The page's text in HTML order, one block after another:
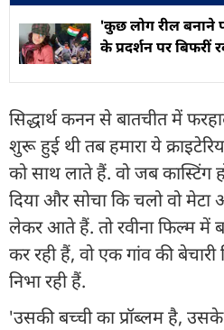
'कुछ लोग रील बनाने
के प्रदर्शन पर बिफरीं
सिद्धार्थ कनन से बातचीत में
शुरू हुई थी तब हमारा ये
को साथ लाते हैं. वो जब कास्टिंग
दिया और सोचा कि चलो वो मेटा
लेकर आते हैं. तो रवीना फिल्म में
कर रही हैं, वो एक गांव की
निभा रही हैं.
'उसकी बच्ची का प्रॉब्लम है, उसके